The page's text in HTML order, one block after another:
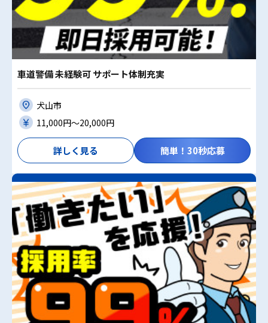
車道警備 未経験可 サポート体制充実
犬山市
11,000円〜20,000円
詳しく見る 簡単！30秒応募